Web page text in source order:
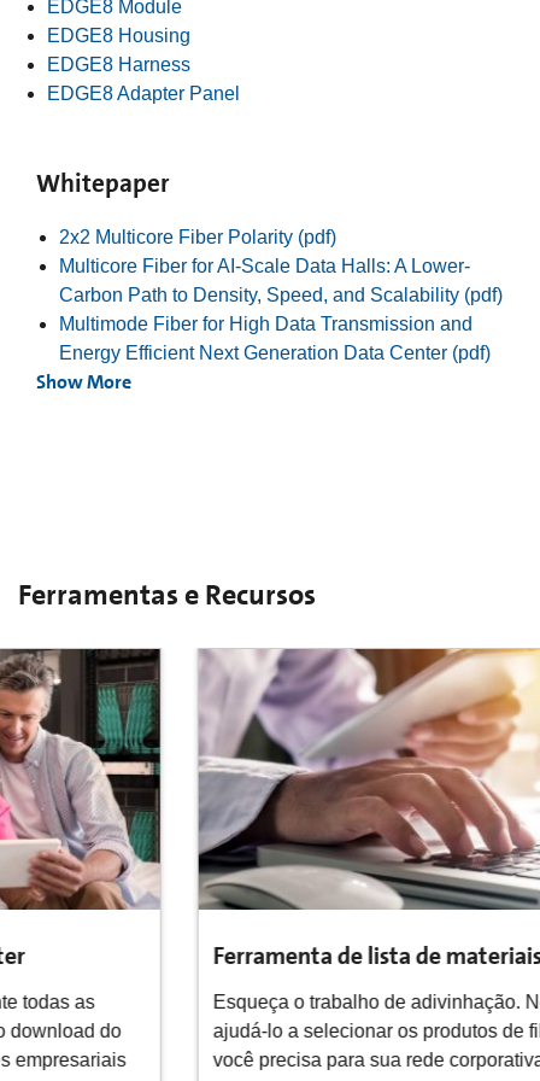
EDGE8 Module
EDGE8 Housing
EDGE8 Harness
EDGE8 Adapter Panel
Whitepaper
2x2 Multicore Fiber Polarity (pdf)
Multicore Fiber for AI-Scale Data Halls: A Lower-
Carbon Path to Density, Speed, and Scalability (pdf)
Multimode Fiber for High Data Transmission and
Energy Efficient Next Generation Data Center (pdf)
Show More
Ferramentas e Recursos
Ferramenta de lista de materiais
Esqueça o trabalho de adivinhação. Nós podemos
ajudá-lo a selecionar os produtos de fibra ótica que
você precisa para sua rede corporativa com nossa